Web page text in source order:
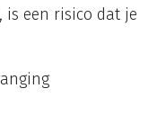
is een risico dat je